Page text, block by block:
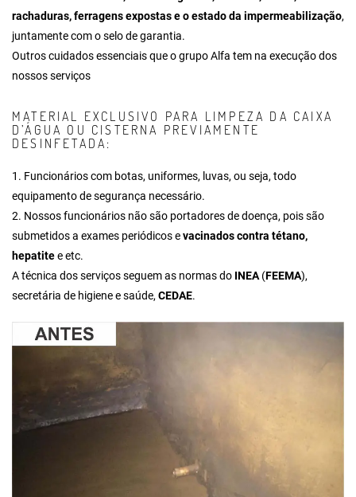
rachaduras, ferragens expostas e o estado da impermeabilização,
juntamente com o selo de garantia.
Outros cuidados essenciais que o grupo Alfa tem na execução dos
nossos serviços
MATERIAL EXCLUSIVO PARA LIMPEZA DA CAIXA
D’ÁGUA OU CISTERNA PREVIAMENTE
DESINFETADA:
1. Funcionários com botas, uniformes, luvas, ou seja, todo
equipamento de segurança necessário.
2. Nossos funcionários não são portadores de doença, pois são
submetidos a exames periódicos evacinados contra tétano,
hepatitee etc.
A técnica dos serviços seguem as normas do INEA (FEEMA),
secretária de higiene e saúde, CEDAE.